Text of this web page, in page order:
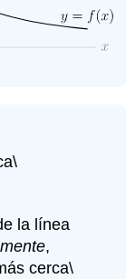
\
la línea
,
cerca\